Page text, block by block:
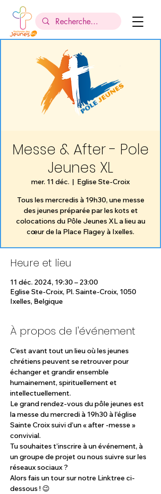
Messe & After - Pole
Jeunes XL
mer. 11 déc.
  |
Eglise Ste-Croix
Tous les mercredis à 19h30, une messe
des jeunes préparée par les kots et
colocations du Pôle Jeunes XL a lieu au
Heure et lieu
11 déc. 2024, 19:30 – 23:00
Eglise Ste-Croix, Pl. Sainte-Croix, 1050
Ixelles, Belgique
À propos de l'événement
C’est avant tout un lieu où les jeunes
chrétiens peuvent se retrouver pour
échanger et grandir ensemble
humainement, spirituellement et
intellectuellement.
Le grand rendez-vous du pôle jeunes est
la messe du mercredi à 19h30 à l’église
Sainte Croix suivi d’un « after -messe »
convivial.
Tu souhaites t’inscrire à un événement, à
un groupe de projet ou nous suivre sur les
réseaux sociaux ?
Alors fais un tour sur notre Linktree ci-
dessous ! 😉